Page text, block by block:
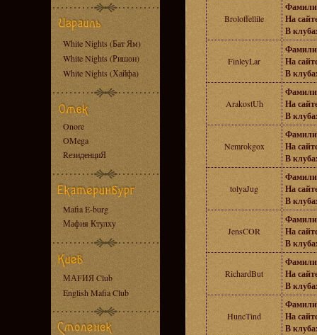
White Nights (Бат Ям)
White Nights (Ришон)
White Nights (Хайфа)
Onore
OMega
RезиденциЯ
Mafia E-burg
Мафия Ктулху
МАFИЯ Club
English Mafia Club
Broloffellile
На
В
FinleyLar
На
В
ArakostUh
На
В
Nemrokgox
На
В
tolyaJug
На
В
JensCOR
На
В
RichardBut
На
В
HuncTind
На
В